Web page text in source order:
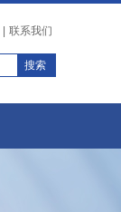
联系我们